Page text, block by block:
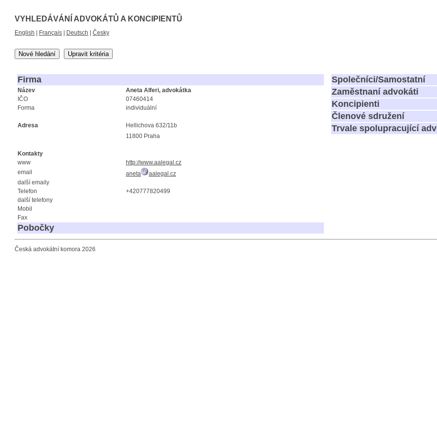
VYHLEDÁVÁNÍ ADVOKÁTŮ A KONCIPIENTŮ
English Français Deutsch Česky
Nové hledání Upravit kritéria
Firma
Název
Aneta Alferi, advokátka
IČO
07460414
Forma
individuální
Adresa
Hellichova 632/11b
11800 Praha
Kontakty
www
http://www.aalegal.cz
email
aneta
aalegal.cz
další emaily
Telefon
+420777820499
další telefony
Mobil
Fax
Pobočky
Společníci/Samostatní
Zaměstnaní advokáti
Koncipienti
Členové sdružení
Trvale spolupracující
Česká advokátní komora 2026